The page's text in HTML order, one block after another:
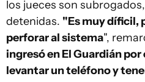
los jueces son
detenidas. "Es muy díficil,
perforar al sistema",
ingresó en El Guardián por
levantar un teléfono y